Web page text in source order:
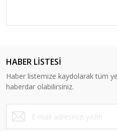
HABER LİSTESİ
Haber listemize kaydolarak tüm
haberdar olabilirsiniz.